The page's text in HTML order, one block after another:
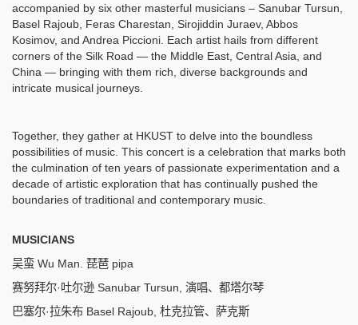
accompanied by six other masterful musicians – Sanubar Tursun,
Basel Rajoub, Feras Charestan, Sirojiddin Juraev, Abbos
Kosimov, and Andrea Piccioni. Each artist hails from different
corners of the Silk Road — the Middle East, Central Asia, and
China — bringing with them rich, diverse backgrounds and
intricate musical journeys.
Together, they gather at HKUST to delve into the boundless
possibilities of music. This concert is a celebration that marks both
the culmination of ten years of passionate experimentation and a
decade of artistic exploration that has continually pushed the
boundaries of traditional and contemporary music.
MUSICIANS
吴蛮 Wu Man. 琵琶 pipa
赛努拜尔·吐尔逊 Sanubar Tursun, 演唱、都塔尔琴
巴塞尔·拉朱布 Basel Rajoub, 杜克拉管、萨克斯